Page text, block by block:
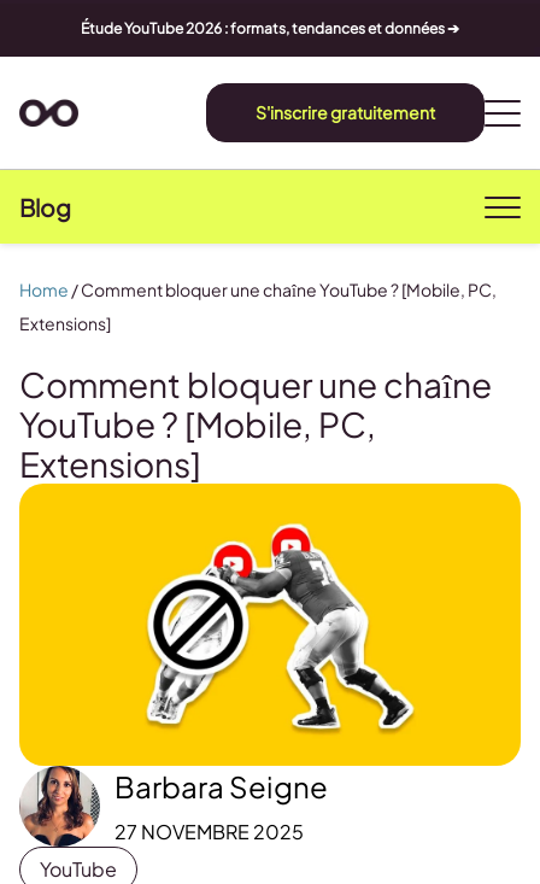
Étude YouTube 2026 : formats, tendances et données ➔
S'inscrire gratuitement
Blog
Comment bloquer une chaîne
YouTube ? [Mobile, PC,
Extensions]
Barbara Seigne
27 NOVEMBRE 2025
YouTube
Home /Comment bloquer une chaîne YouTube ? [Mobile, PC,
Extensions]